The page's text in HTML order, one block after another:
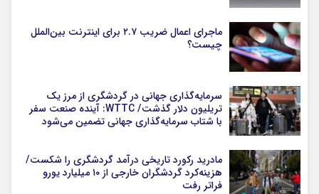
ماجرای اعمال ضریب ۲.۷ برای اینترنت بین‌الملل
چیست؟
سرمایه‌گذاری جهانی در گردشگری از مرز یک
تریلیون دلار گذشت/ WTTC: آینده صنعت سفر
با شتاب سرمایه‌گذاری جهانی تضمین می‌شود
مادرید رکورد تاریخی درآمد گردشگری را شکست/
هزینه‌کرد گردشگران خارجی از ۱۰ میلیارد یورو
فراتر رفت